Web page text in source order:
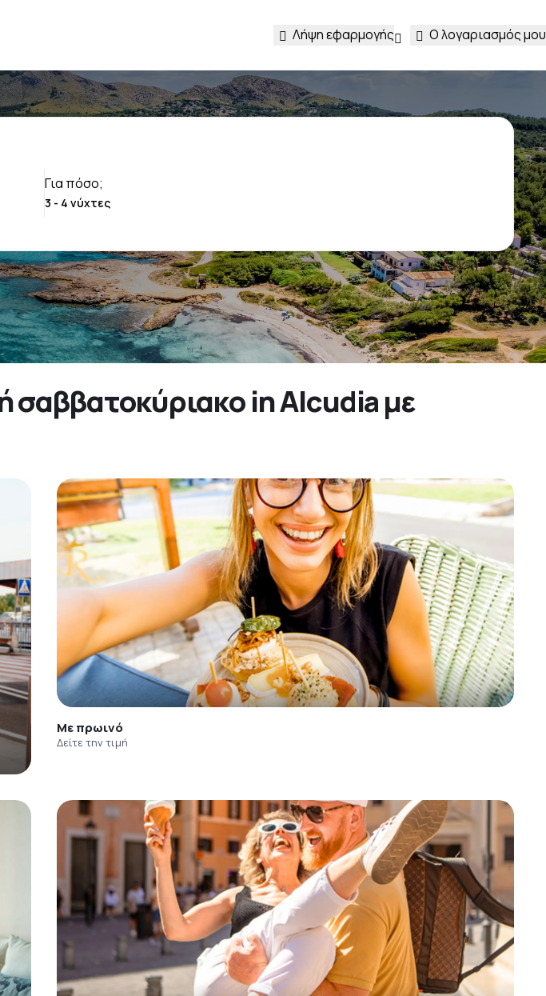
Λήψη εφαρμογής Ο λογαριασμός μου
Για πόσο;
σαββατοκύριακο in Alcudia με
Με πρωινό
Δείτε την τιμή